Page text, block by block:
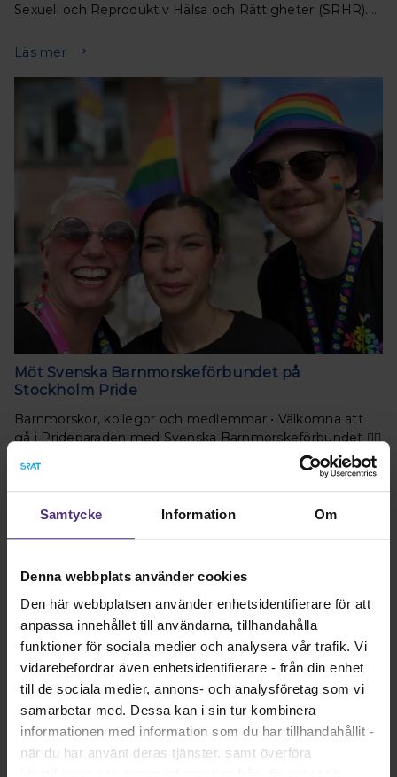
Samtycke Information Om
Denna webbplats använder cookies
Den här webbplatsen använder enhetsidentifierare för att
anpassa innehållet till användarna, tillhandahålla
funktioner för sociala medier och analysera vår trafik. Vi
vidarebefordrar även enhetsidentifierare - från din enhet
till de sociala medier, annons- och analysföretag som vi
samarbetar med. Dessa kan i sin tur kombinera
informationen med information som du har tillhandahållit -
när du har använt deras tjänster, samt överföra
Sexuell och Reproduktiv Hälsa och Rättigheter (SRHR).
föreläsningar, samtal och workhops.
Läs mer
Möt Svenska Barnmorskeförbundet på
Stockholm Pride
Barnmorskor, kollegor och medlemmar • Välkomna att
gå i Prideparaden med Svenska Barnmorskeförbundet 🏳️‍🌈
Ett stort och varmt grattis på 140-årsdagen
Med stolthet och största glädje gratulerar jag oss
barnmorskor till att vår organisation, Svenska